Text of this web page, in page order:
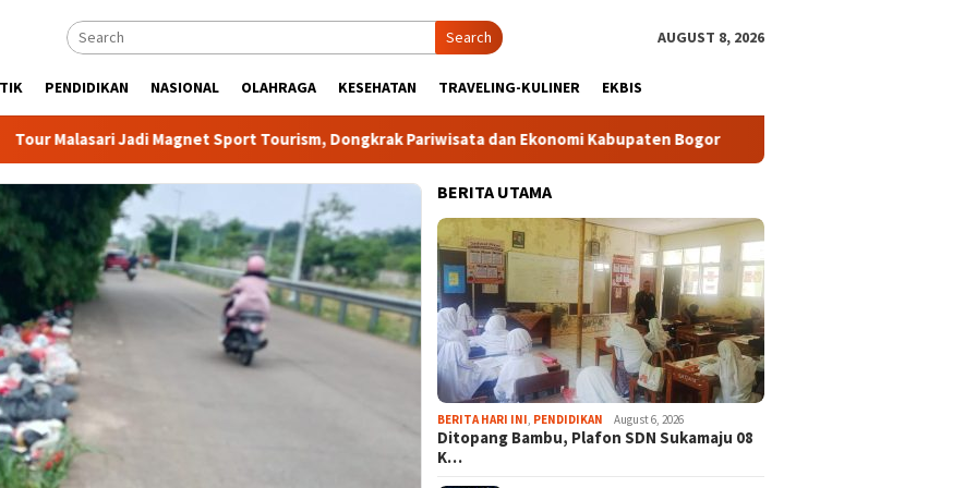
Search AUGUST 8, 2026
PENDIDIKAN NASIONAL OLAHRAGA KESEHATAN TRAVELING-KULINER EKBIS
Jadi Magnet Sport Tourism, Dongkrak Pariwisata dan Ekonomi Kabupaten Bogor Tour Malasari Halimun Salak Kian
BERITA UTAMA
BERITA HARI INI PENDIDIKAN August 6, 2026
Ditopang Bambu, Plafon SDN Sukamaju 08
K…